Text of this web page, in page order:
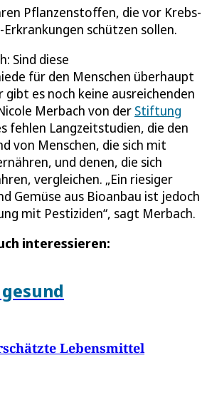
Pflanzenstoffen, die vor Krebs-
schützen sollen.
Sind diese
für den Menschen überhaupt
gibt es noch keine ausreichenden
Merbach von der Stiftung
fehlen Langzeitstudien, die den
von Menschen, die sich mit
und denen, die sich
vergleichen. „Ein riesiger
Gemüse aus Bioanbau ist jedoch
mit Pestiziden“, sagt Merbach.
interessieren:
Lebensmittel